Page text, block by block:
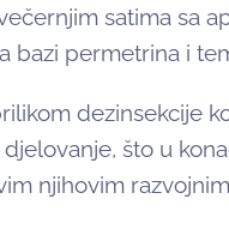
satima sa
bazi permetrina i
dezinsekcije
što u
njihovim